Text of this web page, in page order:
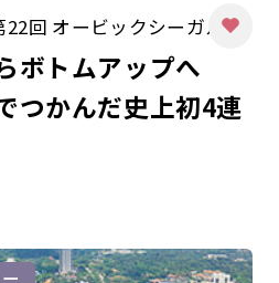
回 オービックシーガルズ
ボトムアップへ
つかんだ史上初4連